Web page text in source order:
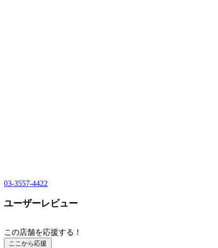
03-3557-4422
ユーザーレビュー
この店舗を応援する！
ここから応援